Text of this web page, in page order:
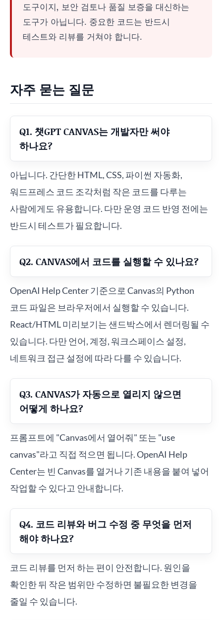
도구이지, 보안 검토나 품질 보증을 대신하는
도구가 아닙니다. 중요한 코드는 반드시
테스트와 리뷰를 거쳐야 합니다.
자주 묻는 질문
Q1. 챗GPT CANVAS는 개발자만 써야
하나요?
아닙니다. 간단한 HTML, CSS, 파이썬 자동화,
워드프레스 코드 조각처럼 작은 코드를 다루는
사람에게도 유용합니다. 다만 운영 코드 반영 전에는
반드시 테스트가 필요합니다.
Q2. CANVAS에서 코드를 실행할 수 있나요?
OpenAI Help Center 기준으로 Canvas의 Python
코드 파일은 브라우저에서 실행할 수 있습니다.
React/HTML 미리보기는 샌드박스에서 렌더링될 수
있습니다. 다만 언어, 계정, 워크스페이스 설정,
네트워크 접근 설정에 따라 다를 수 있습니다.
Q3. CANVAS가 자동으로 열리지 않으면
어떻게 하나요?
프롬프트에 "Canvas에서 열어줘" 또는 "use
canvas"라고 직접 적으면 됩니다. OpenAI Help
Center는 빈 Canvas를 열거나 기존 내용을 붙여 넣어
작업할 수 있다고 안내합니다.
Q4. 코드 리뷰와 버그 수정 중 무엇을 먼저
해야 하나요?
코드 리뷰를 먼저 하는 편이 안전합니다. 원인을
확인한 뒤 작은 범위만 수정하면 불필요한 변경을
줄일 수 있습니다.